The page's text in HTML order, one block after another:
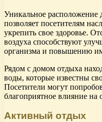
Уникальное расположение
позволяет посетителям
укрепить свое здоровье.
воздуха способствуют
организма и повышению
Рядом с домом отдыха
воды, которые известны
Посетители могут
благоприятное влияние на
Активный отдых